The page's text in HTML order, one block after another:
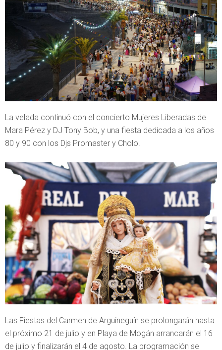
La velada continuó con el concierto Mujeres Liberadas de
Mara Pérez y DJ Tony Bob, y una fiesta dedicada a los años
80 y 90 con los Djs Promaster y Cholo.
Las Fiestas del Carmen de Arguineguín se prolongarán hasta
el próximo 21 de julio y en Playa de Mogán arrancarán el 16
de julio y finalizarán el 4 de agosto. La programación se